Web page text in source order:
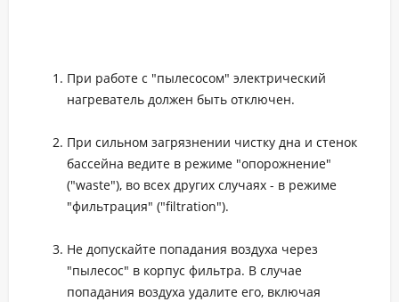
При работе с "пылесосом" электрический
нагреватель должен быть отключен.
При сильном загрязнении чистку дна и стенок
бассейна ведите в режиме "опорожнение"
("waste"), во всех других случаях - в режиме
"фильтрация" ("filtration").
Не допускайте попадания воздуха через
"пылесос" в корпус фильтра. В случае
попадания воздуха удалите его, включая